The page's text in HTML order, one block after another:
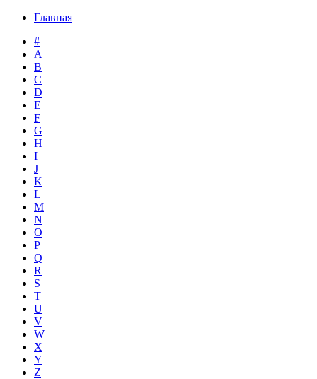
Главная
#
A
B
C
D
E
F
G
H
I
J
K
L
M
N
O
P
Q
R
S
T
U
V
W
X
Y
Z